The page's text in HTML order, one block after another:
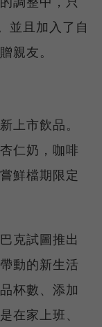
並且加入了自
親友。
上市飲品。
仁奶，咖啡
鮮檔期限定
克試圖推出
動的新生活
杯數、添加
在家上班、